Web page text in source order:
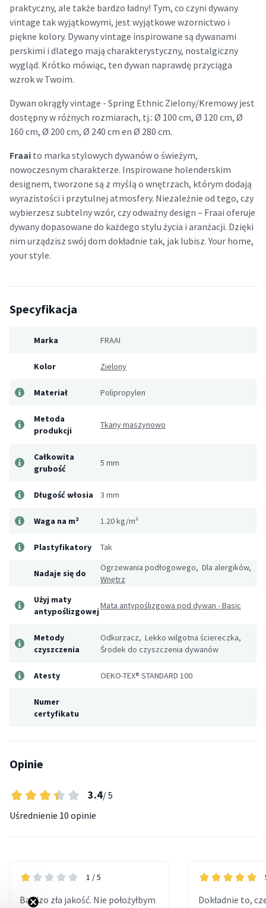
praktyczny, ale także bardzo ładny! Tym, co czyni dywany
vintage tak wyjątkowymi, jest wyjątkowe wzornictwo i
piękne kolory. Dywany vintage inspirowane są dywanami
perskimi i dlatego mają charakterystyczny, nostalgiczny
wygląd. Krótko mówiąc, ten dywan naprawdę przyciąga
wzrok w Twoim.
Dywan okrągły vintage - Spring Ethnic Zielony/Kremowy jest
dostępny w różnych rozmiarach, tj.: Ø 100 cm, Ø 120 cm, Ø
160 cm, Ø 200 cm, Ø 240 cm en Ø 280 cm.
Fraai to marka stylowych dywanów o świeżym,
nowoczesnym charakterze. Inspirowane holenderskim
designem, tworzone są z myślą o wnętrzach, którym dodają
wyrazistości i przytulnej atmosfery. Niezależnie od tego, czy
wybierzesz subtelny wzór, czy odważny design – Fraai oferuje
dywany dopasowane do każdego stylu życia i aranżacji. Dzięki
nim urządzisz swój dom dokładnie tak, jak lubisz. Your home,
your style.
Specyfikacja
Marka FRAAI
Kolor Zielony
Materiał Polipropylen
Metoda
produkcji
Tkany maszynowo
Całkowita
grubość
5 mm
Długość włosia 3 mm
Waga na m² 1.20 kg/m²
Plastyfikatory Tak
Nadaje się do
Ogrzewania podłogowego, Dla alergików,
Wnętrz
Użyj maty
antypoślizgowej
Mata antypoślizgowa pod dywan - Basic
Metody
czyszczenia
Odkurzacz, Lekko wilgotna ściereczka,
Środek do czyszczenia dywanów
Atesty OEKO-TEX® STANDARD 100
Numer
certyfikatu
Opinie
3.4/ 5
Uśrednienie 10 opinie
1 / 5
Bardzo zła jakość. Nie położyłbym
Dokładnie to,